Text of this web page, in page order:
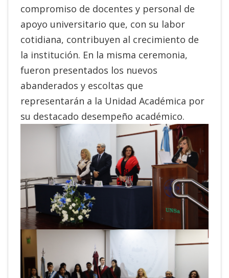
compromiso de docentes y personal de
apoyo universitario que, con su labor
cotidiana, contribuyen al crecimiento de
la institución. En la misma ceremonia,
fueron presentados los nuevos
abanderados y escoltas que
representarán a la Unidad Académica por
su destacado desempeño académico.